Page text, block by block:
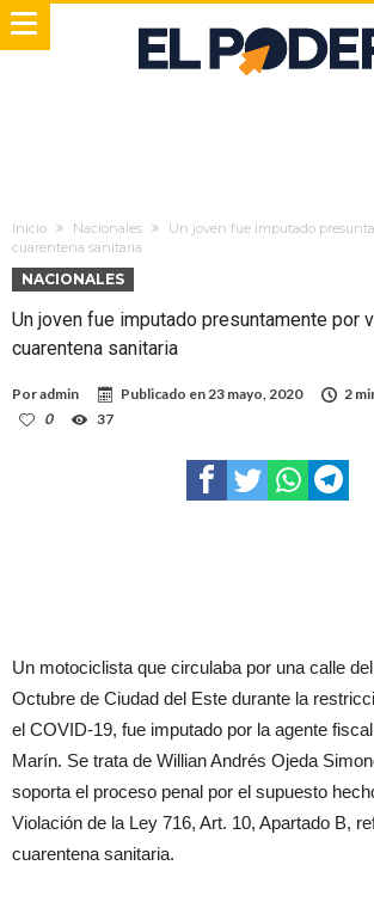
Inicio Nacionales
Un joven fue imputado
cuarentena sanitaria
NACIONALES
Un joven fue imputado presuntamente por
cuarentena sanitaria
Poradmin Publicado en23 mayo, 2020
2
0
37
Un motociclista que circulaba por una calle
Octubre de Ciudad del Este durante la
el COVID-19, fue imputado por la agente
Marín. Se trata de Willian Andrés Ojeda
soporta el proceso penal por el supuesto
Violación de la Ley 716, Art. 10, Apartado B,
cuarentena sanitaria.